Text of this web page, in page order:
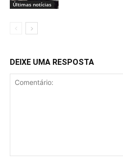
Últimas notícias
DEIXE UMA RESPOSTA